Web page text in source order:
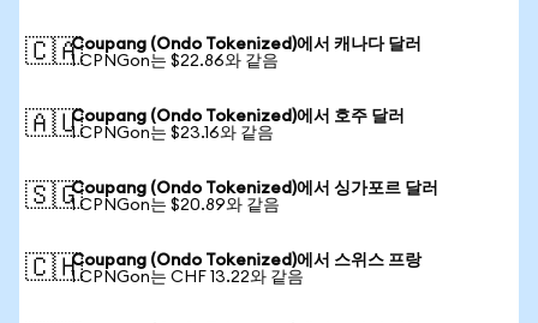
🇨🇦Coupang (Ondo Tokenized)에서 캐나다 달러
1 CPNGon는 $22.86와 같음
🇦🇺Coupang (Ondo Tokenized)에서 호주 달러
1 CPNGon는 $23.16와 같음
🇸🇬Coupang (Ondo Tokenized)에서 싱가포르 달러
1 CPNGon는 $20.89와 같음
🇨🇭Coupang (Ondo Tokenized)에서 스위스 프랑
1 CPNGon는 CHF 13.22와 같음